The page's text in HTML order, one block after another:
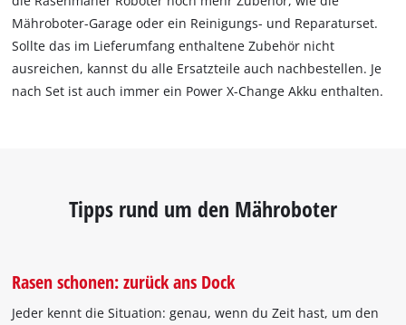
Mähroboter-Garage oder ein Reinigungs- und Reparaturset.
Sollte das im Lieferumfang enthaltene Zubehör nicht
ausreichen, kannst du alle Ersatzteile auch nachbestellen. Je
nach Set ist auch immer ein Power X-Change Akku enthalten.
Tipps rund um den Mähroboter
Rasen schonen: zurück ans Dock
Jeder kennt die Situation: genau, wenn du Zeit hast, um den